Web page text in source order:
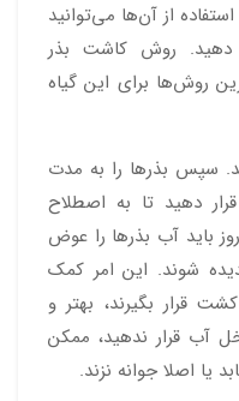
از آن‌ها می‌توانید
دهید. روش کاشت بذر
روش‌ها برای این گیاه
سپس بذرها را به مدت
دهید تا به اصطلاح
باید آب بذرها را عوض
شوند. این امر کمک
قرار بگیرند، بهتر و
آب قرار ندهید، ممکن
اصلا جوانه نزند.